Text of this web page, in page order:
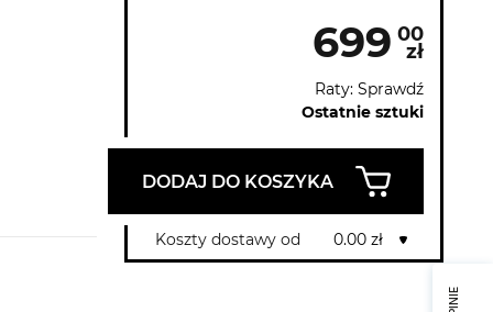
699 00
zł
Raty: Sprawdź
Ostatnie sztuki
DODAJ DO KOSZYKA
Koszty dostawy od 0.00 zł